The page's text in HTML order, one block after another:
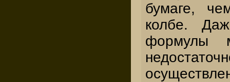
бумаге,
колбе.
формулы